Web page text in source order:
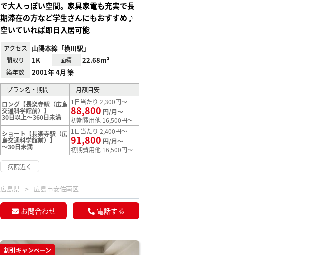
で大人っぽい空間。家具家電も充実で長
期滞在の方など学生さんにもおすすめ♪
空いていれば即日入居可能
アクセス 山陽本線「横川駅」
間取り 1K 面積 22.68m²
築年数 2001年 4月 築
プラン名・期間
月額目安
ロング【長楽寺駅（広島
交通科学館前）】
30日以上～360日未満
1日当たり 2,300円～
88,800 円/月～
初期費用他 16,500円～
ショート【長楽寺駅（広
島交通科学館前）】
～30日未満
1日当たり 2,400円～
91,800 円/月～
初期費用他 16,500円～
病院近く
広島県 広島市安佐南区
お問合わせ 電話する
割引キャンペーン